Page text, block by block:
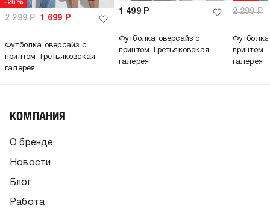
-26%
2 299Р 1 699 Р
Футболка оверсайз с
принтом Третьяковская
галерея
1 499Р
Футболка оверсайз с
принтом Третьяковская
галерея
2 299Р
принтом
галерея
КОМПАНИЯ
О бренде
Новости
Блог
Работа